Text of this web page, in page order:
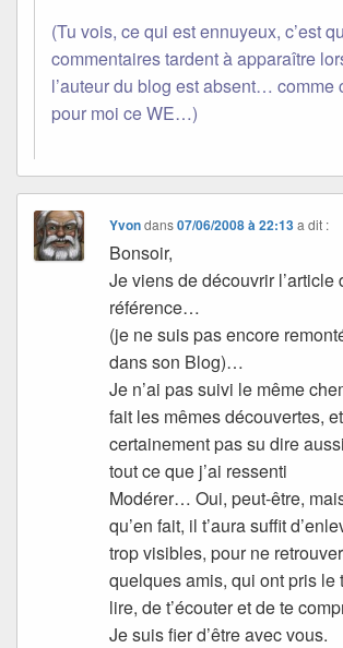
(Tu vois, ce qui est ennuyeux, c’est
commentaires tardent à apparaître
l’auteur du blog est absent… comme
pour moi ce WE…)
Yvondans07/06/2008 à 22:13 a dit :
Bonsoir,
Je viens de découvrir l’article
référence…
(je ne suis pas encore
dans son Blog)…
Je n’ai pas suivi le même
fait les mêmes découvertes,
certainement pas su dire
tout ce que j’ai ressenti
Modérer… Oui, peut-être,
qu’en fait, il t’aura suffit
trop visibles, pour ne
quelques amis, qui ont pris le
lire, de t’écouter et de te
Je suis fier d’être avec vous.